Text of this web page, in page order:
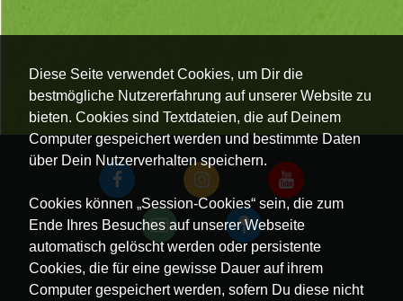
Diese Seite verwendet Cookies, um Dir die
bestmögliche Nutzererfahrung auf unserer Website zu
bieten. Cookies sind Textdateien, die auf Deinem
Computer gespeichert werden und bestimmte Daten
über Dein Nutzerverhalten speichern.
Cookies können „Session-Cookies“ sein, die zum
Ende Ihres Besuches auf unserer Webseite
automatisch gelöscht werden oder persistente
Cookies, die für eine gewisse Dauer auf ihrem
Computer gespeichert werden, sofern Du diese nicht